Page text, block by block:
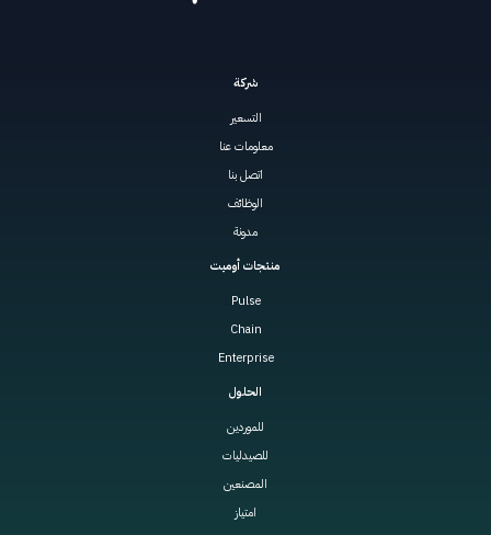
شركة
التسعير
معلومات عنا
اتصل بنا
الوظائف
مدونة
منتجات أوميت
Pulse
Chain
Enterprise
الحلول
للموردين
للصيدليات
المصنعين
امتياز